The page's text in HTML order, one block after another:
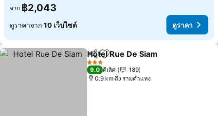
จาก ฿2,043
ดูราคาจาก 10 เว็บไซต์ ดูราคา
แชร์ เพิ่มในรายการโปรด
Hotel Rue De Siam
3 ดาว
9.0 ดีเลิศ
189
0.9 km ถึง รามคำแหง